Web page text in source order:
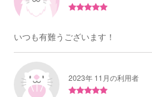
いつも有難うございます！
2023年 11月の利用者